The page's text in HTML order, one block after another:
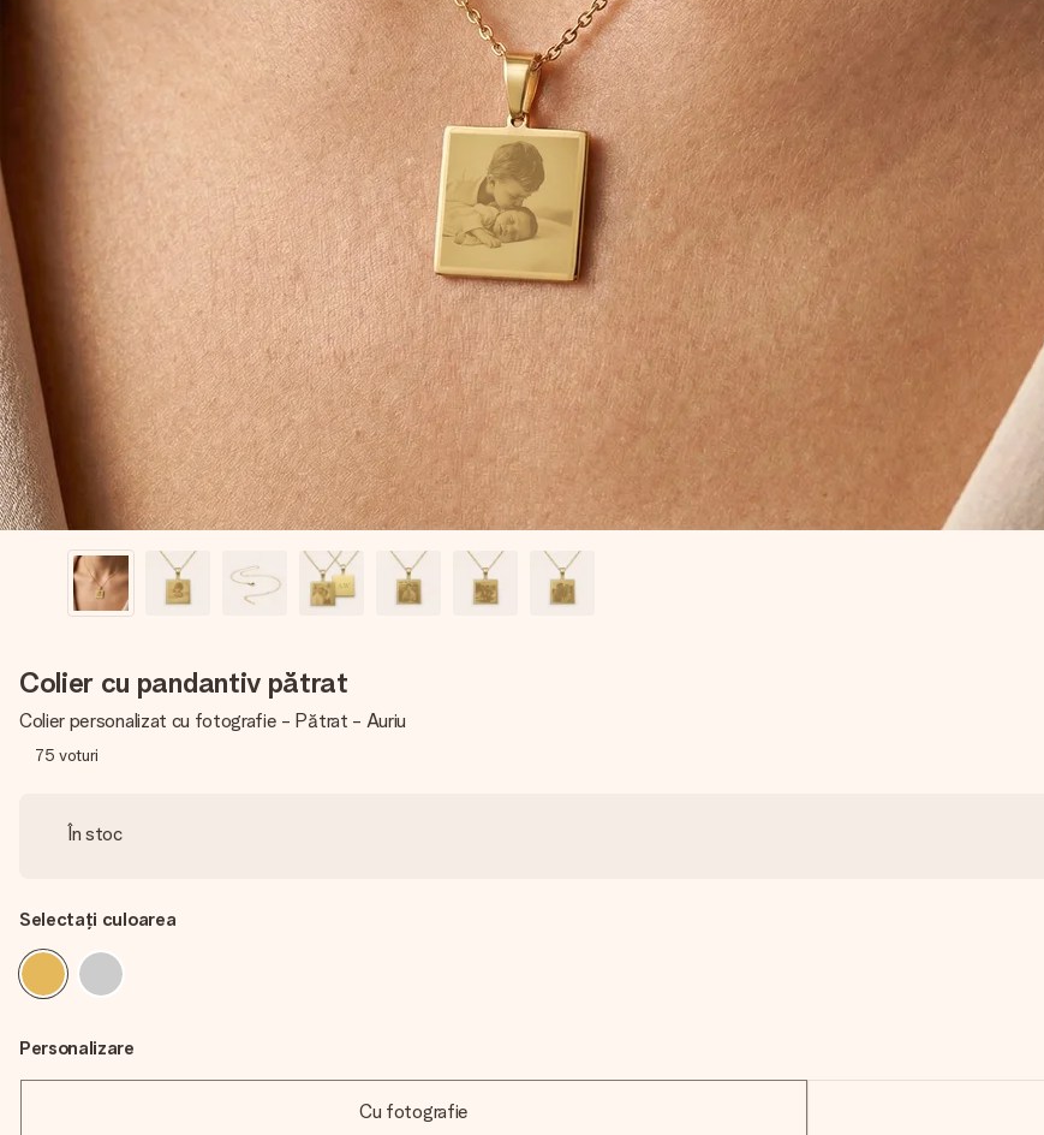
Colier cu pandantiv pătrat
Colier personalizat cu fotografie - Pătrat - Auriu
75 voturi
În stoc
Selectați culoarea
Personalizare
Cu fotografie